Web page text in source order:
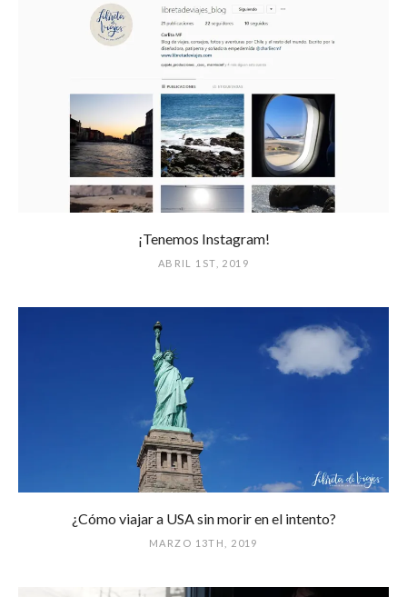
¡Tenemos Instagram!
ABRIL 1ST, 2019
¿Cómo viajar a USA sin morir en el intento?
MARZO 13TH, 2019